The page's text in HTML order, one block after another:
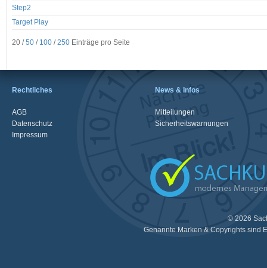
Step2
Target Play
20 /50 / 100 /250 Einträge pro Seite
Rechtliches
AGB
Datenschutz
Impressum
News & Infos
Mitteilungen
Sicherheitswarnungen
© 2026
Genannte Marken & Copyrights sind